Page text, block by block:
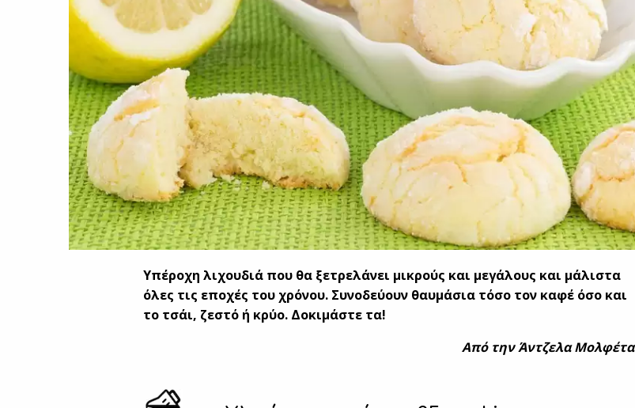
Υπέροχη λιχουδιά που θα ξετρελάνει μικρούς και μεγάλους και μάλιστα
όλες τις εποχές του χρόνου. Συνοδεύουν θαυμάσια τόσο τον καφέ όσο και
το τσάι, ζεστό ή κρύο. Δοκιμάστε τα!
Από την Άντζελα Μολφέτα